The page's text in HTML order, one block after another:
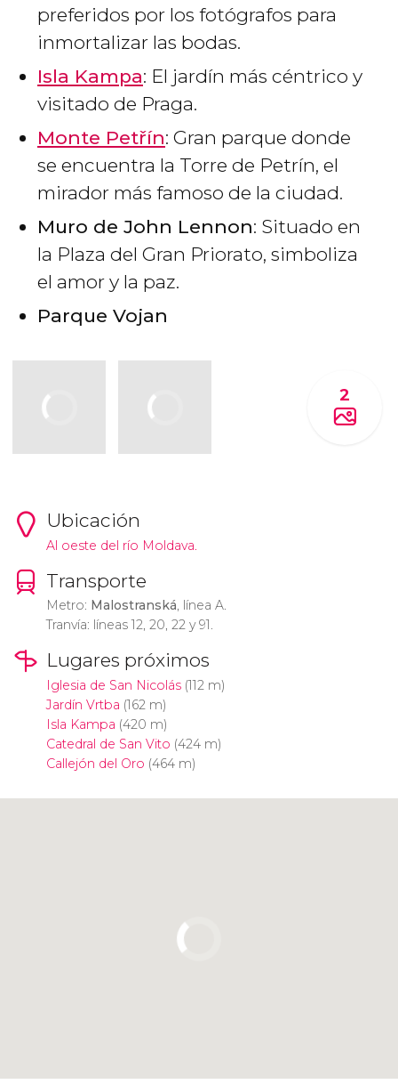
preferidos por los fotógrafos para
inmortalizar las bodas.
Isla Kampa: El jardín más céntrico y
visitado de Praga.
Monte Petřín: Gran parque donde
se encuentra la Torre de Petrín, el
mirador más famoso de la ciudad.
Muro de John Lennon: Situado en
la Plaza del Gran Priorato, simboliza
el amor y la paz.
Parque Vojan
2
Ubicación
Al oeste del río Moldava.
Transporte
Metro: Malostranská, línea A.
Tranvía: líneas 12, 20, 22 y 91.
Lugares próximos
Iglesia de San Nicolás(112 m)
Jardín Vrtba (162 m)
Isla Kampa (420 m)
Catedral de San Vito (424 m)
Callejón del Oro (464 m)